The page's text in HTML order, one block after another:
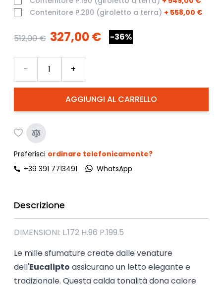
Contenitore P.200 (giroletto a terra) + 558,00 €
512,00 € 327,00 € -36%
AGGIUNGI AL CARRELLO
- +
Preferisci ordinare telefonicamente?
+39 391 7713491
WhatsApp
Descrizione
DIMENSIONI: L.172 H.96 P.199.5
Le mille sfumature create dalle venature
dell'Eucalipto assicurano un letto elegante e
tradizionale. Questa calda tonalità dona calore